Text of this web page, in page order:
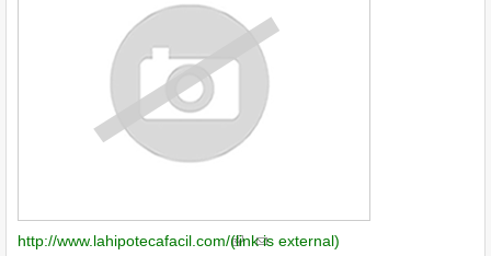
http://www.lahipotecafacil.com/(link is external)